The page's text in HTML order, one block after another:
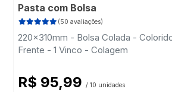
Pasta com Bolsa
(50 avaliações)
220x310mm - Bolsa Colada -
Frente - 1 Vinco - Colagem
R$ 95,99 / 10 unidades